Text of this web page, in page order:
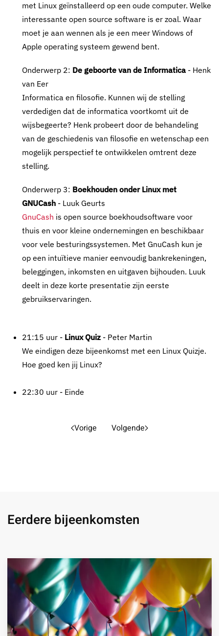
met Linux geïnstalleerd op een oude computer. Welke
interessante open source software is er zoal. Waar
moet je aan wennen als je een meer Windows of
Apple operating systeem gewend bent.
Onderwerp 2: De geboorte van de Informatica - Henk
van Eer
Informatica en filosofie. Kunnen wij de stelling
verdedigen dat de informatica voortkomt uit de
wijsbegeerte? Henk probeert door de behandeling
van de geschiedenis van filosofie en wetenschap een
mogelijk perspectief te ontwikkelen omtrent deze
stelling.
Onderwerp 3: Boekhouden onder Linux met
GNUCash - Luuk Geurts
GnuCash is open source boekhoudsoftware voor
thuis en voor kleine ondernemingen en beschikbaar
voor vele besturingssystemen. Met GnuCash kun je
op een intuïtieve manier eenvoudig bankrekeningen,
beleggingen, inkomsten en uitgaven bijhouden. Luuk
deelt in deze korte presentatie zijn eerste
gebruikservaringen.
21:15 uur - Linux Quiz - Peter Martin
We eindigen deze bijeenkomst met een Linux Quizje.
Hoe goed ken jij Linux?
22:30 uur - Einde
Vorige Volgende
Eerdere bijeenkomsten